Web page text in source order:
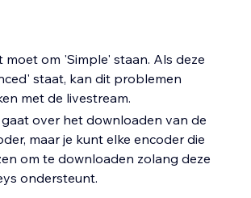
moet om 'Simple' staan. Als deze
staat, kan dit problemen
met de livestream.
over het downloaden van de
maar je kunt elke encoder die
om te downloaden zolang deze
ondersteunt.